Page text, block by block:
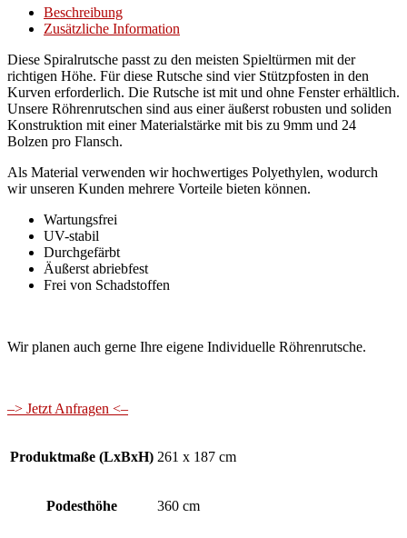
Beschreibung
Zusätzliche Information
Diese Spiralrutsche passt zu den meisten Spieltürmen mit der
richtigen Höhe. Für diese Rutsche sind vier Stützpfosten in den
Kurven erforderlich. Die Rutsche ist mit und ohne Fenster erhältlich.
Unsere Röhrenrutschen sind aus einer äußerst robusten und soliden
Konstruktion mit einer Materialstärke mit bis zu 9mm und 24
Bolzen pro Flansch.
Als Material verwenden wir hochwertiges Polyethylen, wodurch
wir unseren Kunden mehrere Vorteile bieten können.
Wartungsfrei
UV-stabil
Durchgefärbt
Äußerst abriebfest
Frei von Schadstoffen
Wir planen auch gerne Ihre eigene Individuelle Röhrenrutsche.
–> Jetzt Anfragen <–
Produktmaße (LxBxH) 261 x 187 cm
Podesthöhe 360 cm